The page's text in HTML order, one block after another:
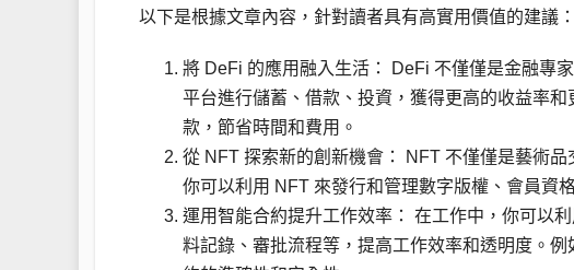
以下是根據文章內容，針對讀者具有高實用價值的建議：
將 DeFi 的應用融入生活： DeFi 不僅僅是金融專
平台進行儲蓄、借款、投資，獲得更高的收益率
款，節省時間和費用。
從 NFT 探索新的創新機會： NFT 不僅僅是藝術
你可以利用 NFT 來發行和管理數字版權、會員資
運用智能合約提升工作效率： 在工作中，你可以
料記錄、審批流程等，提高工作效率和透明度。